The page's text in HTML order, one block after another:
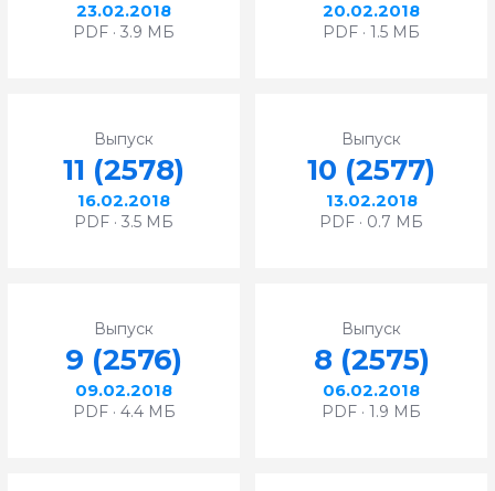
23.02.2018
PDF · 3.9 МБ
20.02.2018
PDF · 1.5 МБ
Выпуск
11 (2578)
16.02.2018
PDF · 3.5 МБ
Выпуск
10 (2577)
13.02.2018
PDF · 0.7 МБ
Выпуск
9 (2576)
09.02.2018
PDF · 4.4 МБ
Выпуск
8 (2575)
06.02.2018
PDF · 1.9 МБ